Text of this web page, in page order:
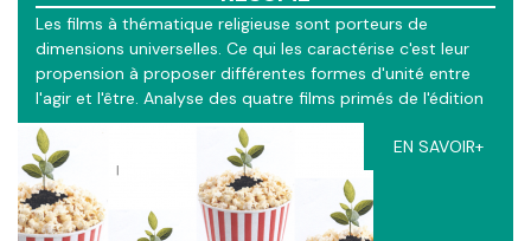
Les films à thématique religieuse sont porteurs de
dimensions universelles. Ce qui les caractérise c'est leur
propension à proposer différentes formes d'unité entre
l'agir et l'être. Analyse des quatre films primés de l'édition
2016 du Prix Farel.
EN SAVOIR+